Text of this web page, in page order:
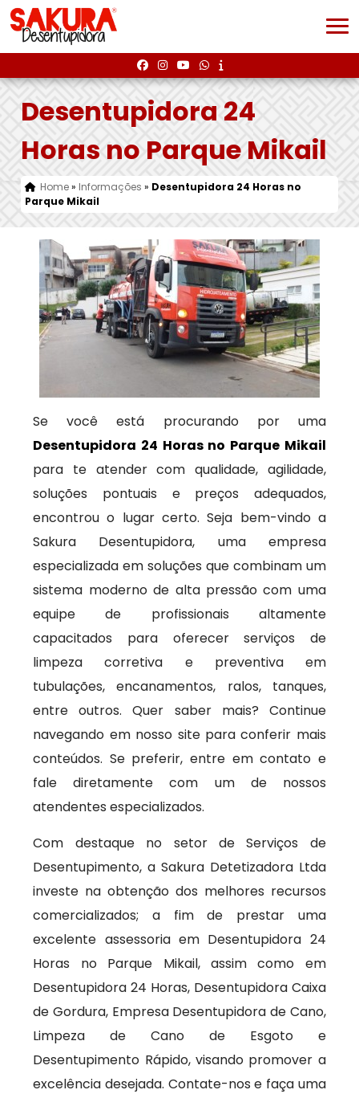
Desentupidora 24
Horas no Parque Mikail
Home» Informações » Desentupidora 24 Horas no
Parque Mikail
Se você está procurando por uma
Desentupidora 24 Horas no Parque Mikail
para te atender com qualidade, agilidade,
soluções pontuais e preços adequados,
encontrou o lugar certo. Seja bem-vindo a
Sakura Desentupidora, uma empresa
especializada em soluções que combinam um
sistema moderno de alta pressão com uma
equipe de profissionais altamente
capacitados para oferecer serviços de
limpeza corretiva e preventiva em
tubulações, encanamentos, ralos, tanques,
entre outros. Quer saber mais? Continue
navegando em nosso site para conferir mais
conteúdos. Se preferir, entre em contato e
fale diretamente com um de nossos
atendentes especializados.
Com destaque no setor de Serviços de
Desentupimento, a Sakura Detetizadora Ltda
investe na obtenção dos melhores recursos
comercializados; a fim de prestar uma
excelente assessoria em Desentupidora 24
Horas no Parque Mikail, assim como em
Desentupidora 24 Horas, Desentupidora Caixa
de Gordura, Empresa Desentupidora de Cano,
Limpeza de Cano de Esgoto e
Desentupimento Rápido, visando promover a
excelência desejada. Contate-nos e faça uma